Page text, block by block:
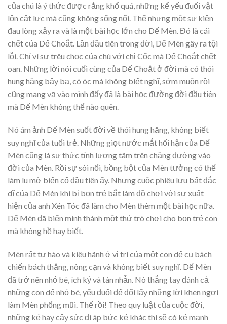
của chú là ý thức được rằng khổ quá, những kể yếu đuối vật
lộn cật lực mà cũng không sống nổi. Thế nhưng một sự kiện
đau lòng xảy ra và là một bài học lớn cho Dế Mèn. Đó là cái
chết của Dế Choắt. Lần đầu tiên trong đời, Dế Mèn gây ra tội
lỗi. Chỉ vì sự trêu chọc của chú với chị Cốc mà Dế Choắt chết
oan. Những lời nói cuối cùng của Dế Choắt ở đời mà có thói
hung hăng bậy bạ, có óc mà không biết nghĩ, sớm muộn rồi
cũng mang vạ vào mình đấy đã là bài học đường đời đầu tiên
mà Dế Mèn không thể nào quên.
Nó ám ảnh Dế Mèn suốt đời về thói hung hăng, không biết
suy nghĩ của tuổi trẻ. Những giọt nước mắt hối hận của Dế
Mèn cũng là sự thức tỉnh lương tâm trên chặng đường vào
đời của Mèn. Rồi sự sôi nổi, bồng bột của Mèn tưởng có thế
làm lu mờ biến cố đầu tiên ấy. Nhưng cuộc phiêu lưu bất đắc
dĩ của Dế Mèn khi bị bọn trẻ bắt làm đồ chơi với sự xuất
hiện của anh Xén Tóc đã làm cho Mèn thêm một bài học nữa.
Dế Mèn đã biến mình thành một thứ trò chơi cho bọn trẻ con
mà không hề hay biết.
Mèn rất tự hào và kiêu hãnh ở vị trí của một con dế cụ bách
chiến bách thắng, nông cạn và không biết suy nghĩ. Dế Mèn
đã trở nên nhỏ bé, ích kỷ và tàn nhẫn. Nó thẳng tay đánh cả
những con dế nhỏ bé, yếu đuối để đổi lấy những lời khen ngợi
làm Mèn phổng mũi. Thế rồi! Theo quy luật của cuộc đời,
những kẻ hay cậy sức đi áp bức kẻ khác thì sẽ có kẻ mạnh